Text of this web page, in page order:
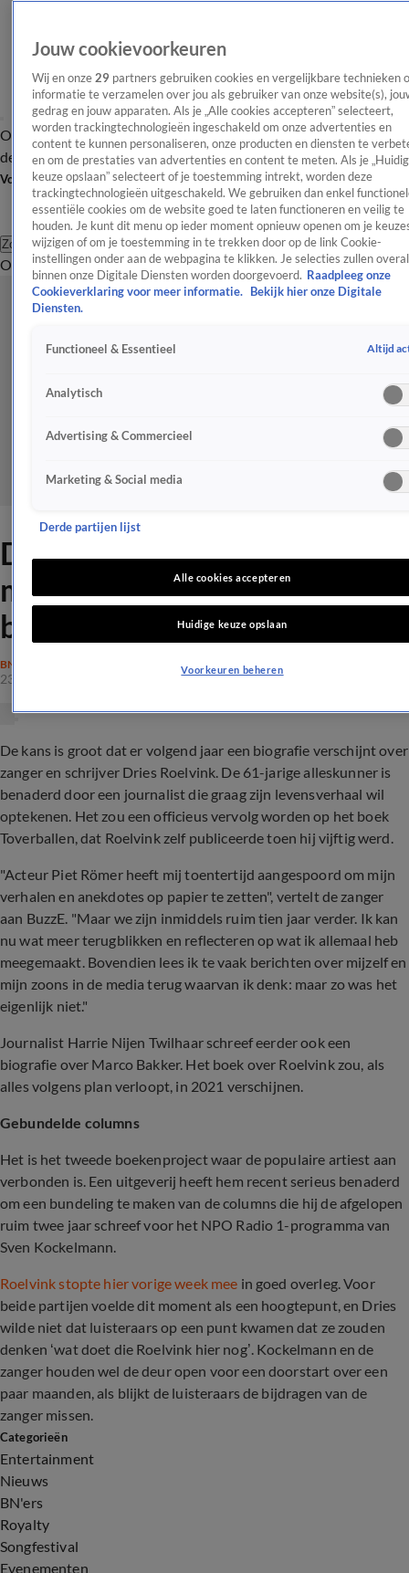
OverzichtAfleveringen Entertainment TV Algemeen
Tip
de redactieNieuwsbrief
Volg Shownieuws
Zoeken
OverzichtEntertainmentSpraakmakendRealityCrimeVideo's
Dries Roelvink krijgt
mogelijk volgend jaar eigen
biografie
BN'ERS
23 juli 2020, 14:34
De kans is groot dat er volgend jaar een biografie verschijnt over
zanger en schrijver Dries Roelvink. De 61-jarige alleskunner is
benaderd door een journalist die graag zijn levensverhaal wil
optekenen. Het zou een officieus vervolg worden op het boek
Toverballen, dat Roelvink zelf publiceerde toen hij vijftig werd.
"Acteur Piet Römer heeft mij toentertijd aangespoord om mijn
verhalen en anekdotes op papier te zetten", vertelt de zanger
aan BuzzE. "Maar we zijn inmiddels ruim tien jaar verder. Ik kan
nu wat meer terugblikken en reflecteren op wat ik allemaal heb
meegemaakt. Bovendien lees ik te vaak berichten over mijzelf en
mijn zoons in de media terug waarvan ik denk: maar zo was het
eigenlijk niet."
Journalist Harrie Nijen Twilhaar schreef eerder ook een
biografie over Marco Bakker. Het boek over Roelvink zou, als
alles volgens plan verloopt, in 2021 verschijnen.
Gebundelde columns
Het is het tweede boekenproject waar de populaire artiest aan
verbonden is. Een uitgeverij heeft hem recent serieus benaderd
om een bundeling te maken van de columns die hij de afgelopen
ruim twee jaar schreef voor het NPO Radio 1-programma van
Sven Kockelmann.
Roelvink stopte hier vorige week mee in goed overleg. Voor
beide partijen voelde dit moment als een hoogtepunt, en Dries
wilde niet dat luisteraars op een punt kwamen dat ze zouden
denken ‘wat doet die Roelvink hier nog’. Kockelmann en de
zanger houden wel de deur open voor een doorstart over een
paar maanden, als blijkt de luisteraars de bijdragen van de
zanger missen.
Categorieën
Entertainment
Nieuws
BN'ers
Royalty
Songfestival
Evenementen
Jouw cookievoorkeuren
Wij en onze 29 partners gebruiken cookies en vergelijkbare technieken
informatie te verzamelen over jou als gebruiker van onze website(s),
gedrag en jouw apparaten. Als je „Alle cookies accepteren” selecteert,
worden trackingtechnologieën ingeschakeld om onze advertenties en
content te kunnen personaliseren, onze producten en diensten te
en om de prestaties van advertenties en content te meten. Als je
keuze opslaan” selecteert of je toestemming intrekt, worden deze
trackingtechnologieën uitgeschakeld. We gebruiken dan enkel
essentiële cookies om de website goed te laten functioneren en veilig te
houden. Je kunt dit menu op ieder moment opnieuw openen om je
wijzigen of om je toestemming in te trekken door op de link Cookie-
instellingen onder aan de webpagina te klikken. Je selecties zullen overal
binnen onze Digitale Diensten worden doorgevoerd. Raadpleeg onze
Cookieverklaring voor meer informatie.
Bekijk hier onze Digitale
Diensten.
Functioneel & Essentieel Altijd
Analytisch
Advertising & Commercieel
Marketing & Social media
Derde partijen lijst
Alle cookies accepteren
Huidige keuze opslaan
Voorkeuren beheren